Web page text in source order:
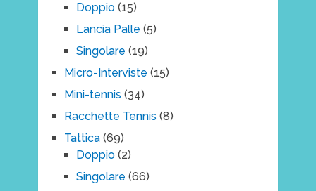
Doppio(15)
Lancia Palle (5)
Singolare (19)
Micro-Interviste (15)
Mini-tennis (34)
Racchette Tennis (8)
Tattica(69)
Doppio(2)
Singolare (66)